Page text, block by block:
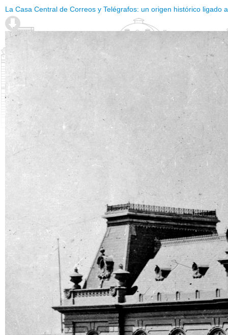
La Casa Central de Correos y Telégrafos: un origen histórico ligado